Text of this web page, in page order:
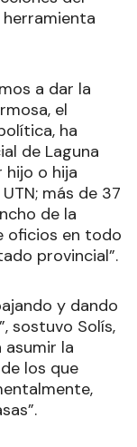
a dar la
el
ha
de Laguna
hijo o hija
más de 37
de la
oficios en todo
provincial”.
y dando
sostuvo Solís,
la
los que